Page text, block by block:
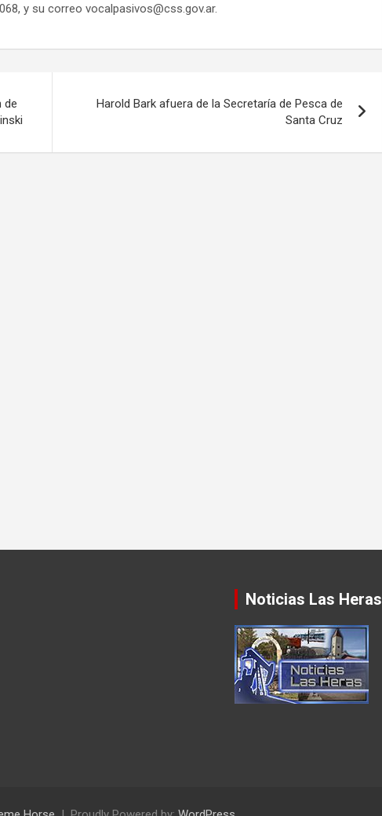
y su correo vocalpasivos@css.gov.ar.
de
Harold Bark afuera de la Secretaría de Pesca de
Santa Cruz
Noticias Las Heras